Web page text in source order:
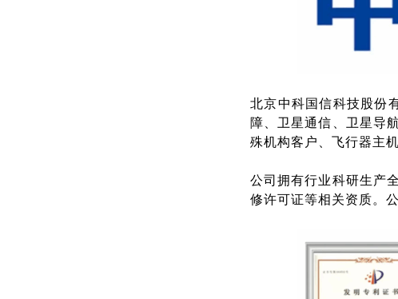
北京中科国信科技股份
障、卫星通信、卫星导
殊机构客户、飞行器主
公司拥有行业科研生产
修许可证等相关资质。